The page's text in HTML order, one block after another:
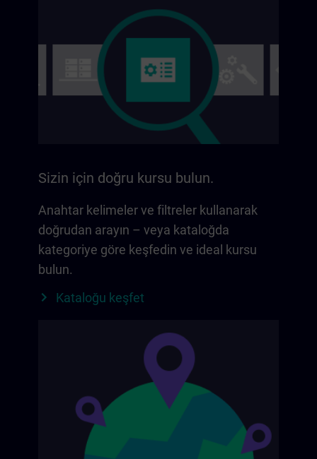
Sizin için doğru kursu bulun.
Anahtar kelimeler ve filtreler kullanarak
doğrudan arayın – veya kataloğda
kategoriye göre keşfedin ve ideal kursu
bulun.
Kataloğu keşfet